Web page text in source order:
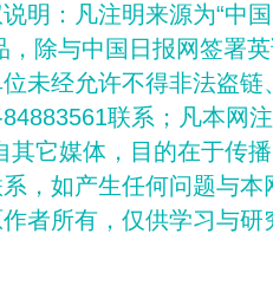
明：凡注明来源为“中
，除与中国日报网签署
未经允许不得非法盗
联系；凡本网
其它媒体，目的在于传
，如产生任何问题与
者所有，仅供学习与